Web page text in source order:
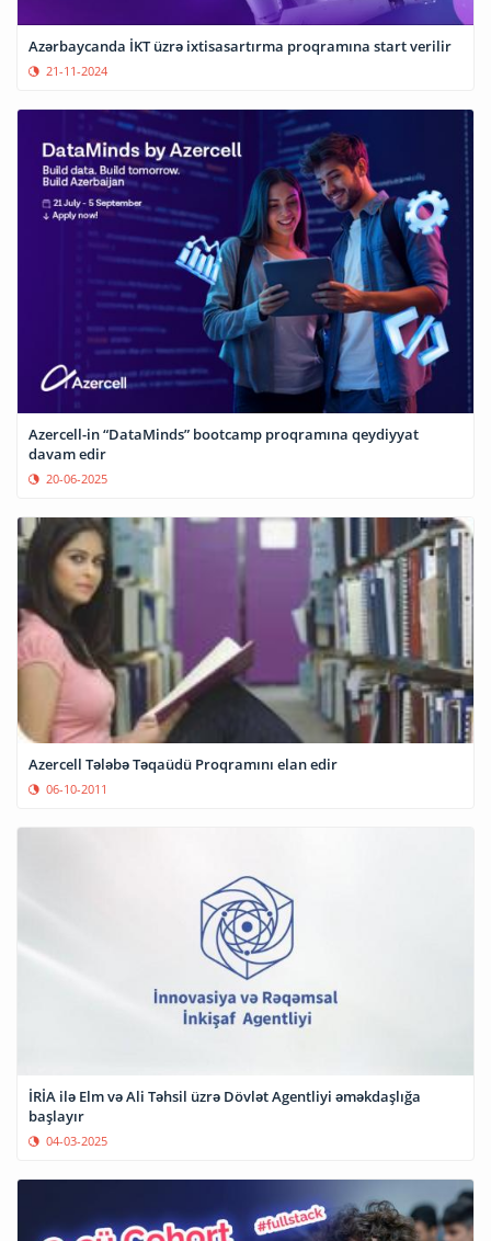
Azərbaycanda İKT üzrə ixtisasartırma proqramına start verilir
21-11-2024
Azercell-in “DataMinds” bootcamp proqramına qeydiyyat
davam edir
20-06-2025
Azercell Tələbə Təqaüdü Proqramını elan edir
06-10-2011
İRİA ilə Elm və Ali Təhsil üzrə Dövlət Agentliyi əməkdaşlığa
başlayır
04-03-2025